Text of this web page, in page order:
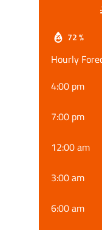
72 %
Hourly
4:00 pm
7:00 pm
12:00 am
3:00 am
6:00 am